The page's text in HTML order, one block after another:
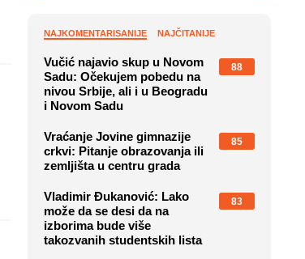
NAJKOMENTARISANIJE NAJČITANIJE
Vučić najavio skup u Novom
Sadu: Očekujem pobedu na
nivou Srbije, ali i u Beogradu
i Novom Sadu
88
Vraćanje Jovine gimnazije
crkvi: Pitanje obrazovanja ili
zemljišta u centru grada
85
Vladimir Đukanović: Lako
može da se desi da na
izborima bude više
takozvanih studentskih lista
83